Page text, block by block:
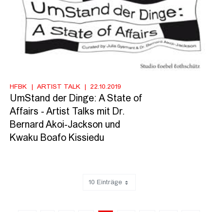
HFBK ARTIST TALK 22.10.2019
UmStand der Dinge: A State of
Affairs - Artist Talks mit Dr.
Bernard Akoi-Jackson und
Kwaku Boafo Kissiedu
10 Einträge